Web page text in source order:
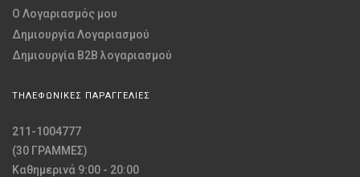
O Λογαριασμός μου
Δημιουργία Λογαριασμού
Δημιουργία B2B λογαριασμού
ΤΗΛΕΦΩΝΙΚΕΣ ΠΑΡΑΓΓΕΛΙΕΣ
211-1004777
(30 ΓΡΑΜΜΕΣ)
Καθημερινά 9:00 - 20:00